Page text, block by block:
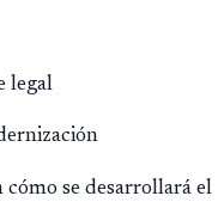
legal
cómo se desarrollará el